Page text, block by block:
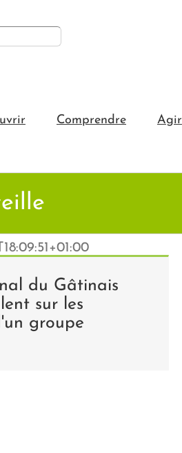
Comprendre Agir
du Gâtinais
sur les
groupe